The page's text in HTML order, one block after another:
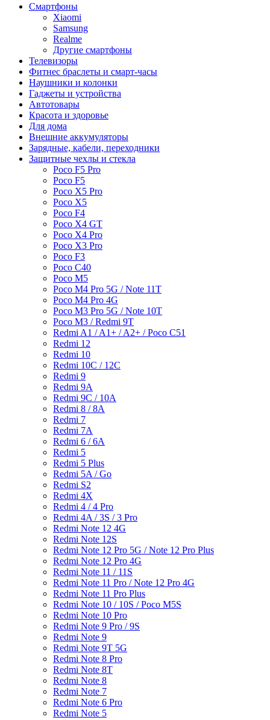
Смартфоны
Xiaomi
Samsung
Realme
Другие смартфоны
Телевизоры
Фитнес браслеты и смарт-часы
Наушники и колонки
Гаджеты и устройства
Автотовары
Красота и здоровье
Для дома
Внешние аккумуляторы
Зарядные, кабели, переходники
Защитные чехлы и стекла
Poco F5 Pro
Poco F5
Poco X5 Pro
Poco X5
Poco F4
Poco X4 GT
Poco X4 Pro
Poco X3 Pro
Poco F3
Poco C40
Poco M5
Poco M4 Pro 5G / Note 11T
Poco M4 Pro 4G
Poco M3 Pro 5G / Note 10T
Poco M3 / Redmi 9T
Redmi A1 / A1+ / A2+ / Poco C51
Redmi 12
Redmi 10
Redmi 10C / 12C
Redmi 9
Redmi 9A
Redmi 9C / 10A
Redmi 8 / 8A
Redmi 7
Redmi 7A
Redmi 6 / 6A
Redmi 5
Redmi 5 Plus
Redmi 5A / Go
Redmi S2
Redmi 4X
Redmi 4 / 4 Pro
Redmi 4A / 3S / 3 Pro
Redmi Note 12 4G
Redmi Note 12S
Redmi Note 12 Pro 5G / Note 12 Pro Plus
Redmi Note 12 Pro 4G
Redmi Note 11 / 11S
Redmi Note 11 Pro / Note 12 Pro 4G
Redmi Note 11 Pro Plus
Redmi Note 10 / 10S / Poco M5S
Redmi Note 10 Pro
Redmi Note 9 Pro / 9S
Redmi Note 9
Redmi Note 9T 5G
Redmi Note 8 Pro
Redmi Note 8T
Redmi Note 8
Redmi Note 7
Redmi Note 6 Pro
Redmi Note 5